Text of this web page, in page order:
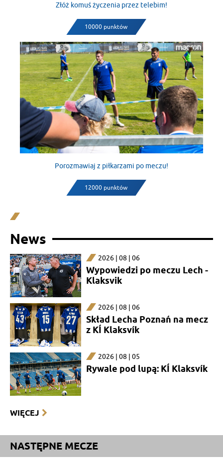
Złóż komuś życzenia przez telebim!
10000 punktów
Porozmawiaj z piłkarzami po meczu!
12000 punktów
News
2026 | 08 | 06
Wypowiedzi po meczu Lech -
Klaksvik
2026 | 08 | 06
Skład Lecha Poznań na mecz
z KÍ Klaksvík
2026 | 08 | 05
Rywale pod lupą: KÍ Klaksvík
WIĘCEJ
NASTĘPNE MECZE